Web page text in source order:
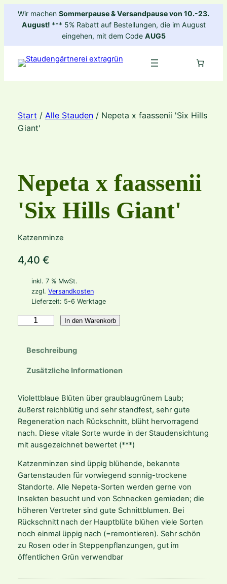
ZumWir machen Sommerpause & Versandpause von 10.-23.
August! *** 5% Rabatt auf Bestellungen, die im August
eingehen, mit dem Code AUG5
Start / Alle Stauden/ Nepeta x faassenii 'Six Hills
Giant'
Nepeta x faassenii
'Six Hills Giant'
Katzenminze
4,40 €
inkl. 7 % MwSt.
zzgl. Versandkosten
Lieferzeit: 5-6 Werktage
f
a
a
s
s
e
n
i
i
'
S
i
x
H
l
In den Warenkorb
Beschreibung
Zusätzliche Informationen
Violettblaue Blüten über graublaugrünem Laub;
äußerst reichblütig und sehr standfest, sehr gute
Regeneration nach Rückschnitt, blüht hervorragend
nach. Diese vitale Sorte wurde in der Staudensichtung
mit ausgezeichnet bewertet (***)
Katzenminzen sind üppig blühende, bekannte
Gartenstauden für vorwiegend sonnig-trockene
Standorte. Alle Nepeta-Sorten werden gerne von
Insekten besucht und von Schnecken gemieden; die
höheren Vertreter sind gute Schnittblumen. Bei
Rückschnitt nach der Hauptblüte blühen viele Sorten
noch einmal üppig nach (=remontieren). Sehr schön
zu Rosen oder in Steppenpflanzungen, gut im
öffentlichen Grün verwendbar